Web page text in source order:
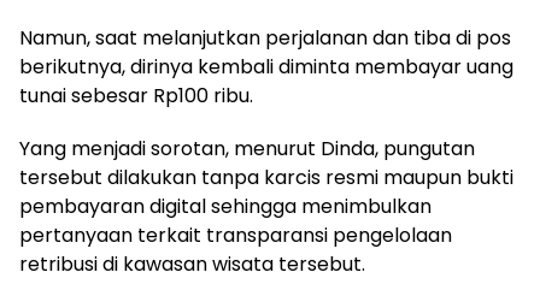
Namun, saat melanjutkan perjalanan dan tiba di pos
berikutnya, dirinya kembali diminta membayar uang
tunai sebesar Rp100 ribu.
Yang menjadi sorotan, menurut Dinda, pungutan
tersebut dilakukan tanpa karcis resmi maupun bukti
pembayaran digital sehingga menimbulkan
pertanyaan terkait transparansi pengelolaan
retribusi di kawasan wisata tersebut.